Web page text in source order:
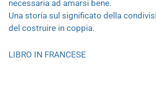
necessaria ad amarsi bene.
Una storia sul significato della
del costruire in coppia.
LIBRO IN FRANCESE